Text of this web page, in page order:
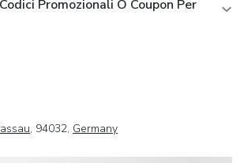
Promozionali O Coupon Per
, 94032, Germany